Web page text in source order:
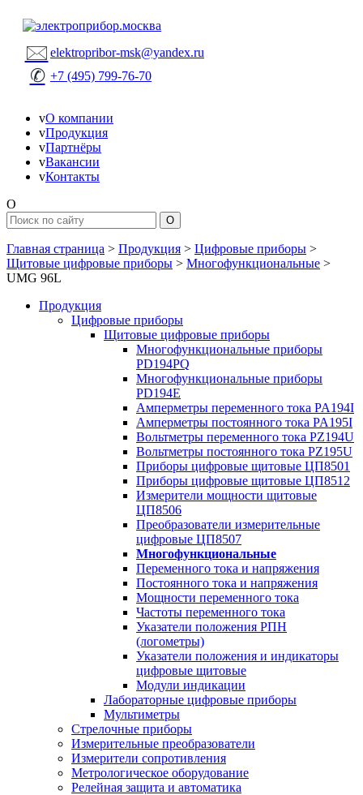
🖂 elektropribor-msk@yandex.ru
✆ +7 (495) 799-76-70
vО компании
vПродукция
vПартнёры
vВакансии
vКонтакты
O
Главная страница > Продукция > Цифровые приборы >
Щитовые цифровые приборы > Многофункциональные >
UMG 96L
Продукция
Цифровые приборы
Щитовые цифровые приборы
Многофункциональные приборы
PD194PQ
Многофункциональные приборы
PD194E
Амперметры переменного тока PA194I
Амперметры постоянного тока PA195I
Вольтметры переменного тока PZ194U
Вольтметры постоянного тока PZ195U
Приборы цифровые щитовые ЦП8501
Приборы цифровые щитовые ЦП8512
Измерители мощности щитовые
ЦП8506
Преобразователи измерительные
цифровые ЦП8507
Многофункциональные
Переменного тока и напряжения
Постоянного тока и напряжения
Мощности переменного тока
Частоты переменного тока
Указатели положения РПН
(логометры)
Указатели положения и индикаторы
цифровые щитовые
Модули индикации
Лабораторные цифровые приборы
Мультиметры
Стрелочные приборы
Измерительные преобразователи
Измерители сопротивления
Метрологическое оборудование
Релейная защита и автоматика